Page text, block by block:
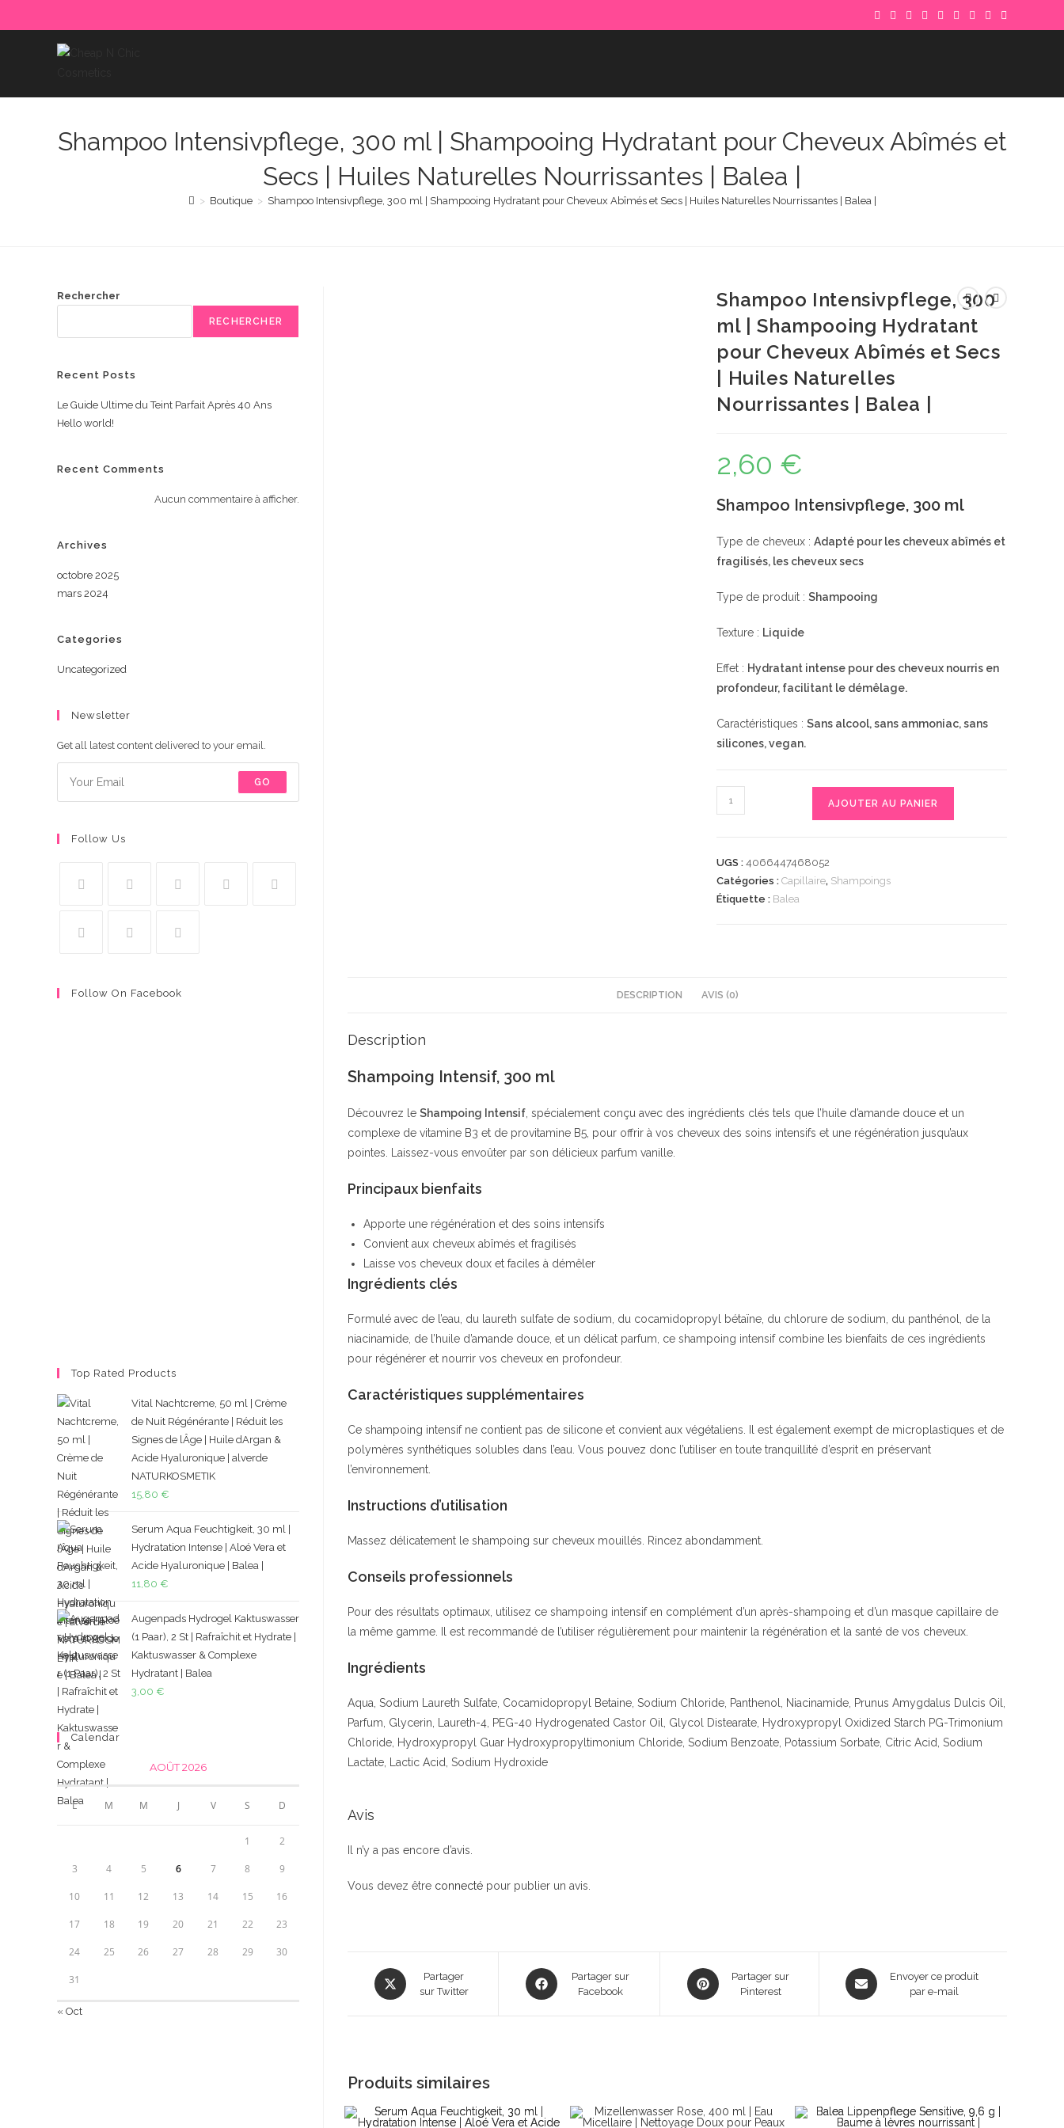
to
Shampoo Intensivpflege, 300 ml | Shampooing Hydratant pour Cheveux Abîmés et
Secs | Huiles Naturelles Nourrissantes | Balea |
> Boutique > Shampoo Intensivpflege, 300 ml | Shampooing Hydratant pour Cheveux Abîmés et Secs | Huiles Naturelles Nourrissantes | Balea |
Shampoo Intensivpflege, 300
ml | Shampooing Hydratant
pour Cheveux Abîmés et Secs
| Huiles Naturelles
Nourrissantes | Balea |
2,60 €
Shampoo Intensivpflege, 300 ml
Type de cheveux :Adapté pour les cheveux abîmés et
fragilisés, les cheveux secs
Type de produit :Shampooing
Texture : Liquide
Effet : Hydratant intense pour des cheveux nourris en
profondeur, facilitant le démêlage.
Caractéristiques :Sans alcool, sans ammoniac, sans
silicones, vegan.
de
ml
Cheveux
Naturelles
Nourrissantes
AJOUTER AU PANIER
UGS :4066447468052
Catégories :Capillaire, Shampoings
Étiquette : Balea
DESCRIPTION AVIS (0)
Description
Shampoing Intensif, 300 ml
Découvrez le Shampoing Intensif , spécialement conçu avec des ingrédients clés tels que l’huile d’amande douce et un
complexe de vitamine B3 et de provitamine B5, pour offrir à vos cheveux des soins intensifs et une régénération jusqu’aux
pointes. Laissez-vous envoûter par son délicieux parfum vanille.
Principaux bienfaits
Apporte une régénération et des soins intensifs
Convient aux cheveux abîmés et fragilisés
Laisse vos cheveux doux et faciles à démêler
Ingrédients clés
Formulé avec de l’eau, du laureth sulfate de sodium, du cocamidopropyl bétaïne, du chlorure de sodium, du panthénol, de la
niacinamide, de l’huile d’amande douce, et un délicat parfum, ce shampoing intensif combine les bienfaits de ces ingrédients
pour régénérer et nourrir vos cheveux en profondeur.
Caractéristiques supplémentaires
Ce shampoing intensif ne contient pas de silicone et convient aux végétaliens. Il est également exempt de microplastiques et de
polymères synthétiques solubles dans l’eau. Vous pouvez donc l’utiliser en toute tranquillité d’esprit en préservant
l’environnement.
Instructions d’utilisation
Massez délicatement le shampoing sur cheveux mouillés. Rincez abondamment.
Conseils professionnels
Pour des résultats optimaux, utilisez ce shampoing intensif en complément d’un après-shampoing et d’un masque capillaire de
la même gamme. Il est recommandé de l’utiliser régulièrement pour maintenir la régénération et la santé de vos cheveux.
Ingrédients
Aqua, Sodium Laureth Sulfate, Cocamidopropyl Betaine, Sodium Chloride, Panthenol, Niacinamide, Prunus Amygdalus Dulcis Oil,
Parfum, Glycerin, Laureth-4, PEG-40 Hydrogenated Castor Oil, Glycol Distearate, Hydroxypropyl Oxidized Starch PG-Trimonium
Chloride, Hydroxypropyl Guar Hydroxypropyltimonium Chloride, Sodium Benzoate, Potassium Sorbate, Citric Acid, Sodium
Lactate, Lactic Acid, Sodium Hydroxide
Avis
Il n’y a pas encore d’avis.
Vous devez être connecté pour publier un avis.
Opens
in
Partager
sur Twitter
Opens
in
Partager sur
Facebook
Opens
in
Partager sur
Pinterest
Opens
in
Envoyer ce produit
par e-mail
Produits similaires
Rechercher
RECHERCHER
Recent Posts
Le Guide Ultime du Teint Parfait Après 40 Ans
Hello world!
Recent Comments
Aucun commentaire à afficher.
Archives
octobre 2025
mars 2024
Categories
Uncategorized
Newsletter
Get all latest content delivered to your email.
GO
Follow Us
Follow On Facebook
Top Rated Products
Vital Nachtcreme, 50 ml | Crème
de Nuit Régénérante | Réduit les
Signes de lÂge | Huile dArgan &
Acide Hyaluronique | alverde
NATURKOSMETIK
15,80 €
Serum Aqua Feuchtigkeit, 30 ml |
Hydratation Intense | Aloé Vera et
Acide Hyaluronique | Balea |
11,80 €
Augenpads Hydrogel Kaktuswasser
(1 Paar), 2 St | Rafraîchit et Hydrate |
Kaktuswasser & Complexe
Hydratant | Balea
3,00 €
Calendar
AOÛT 2026
L M M J V S D
1 2
3 4 5 6 7 8 9
10 11 12 13 14 15 16
17 18 19 20 21 22 23
24 25 26 27 28 29 30
31
« Oct